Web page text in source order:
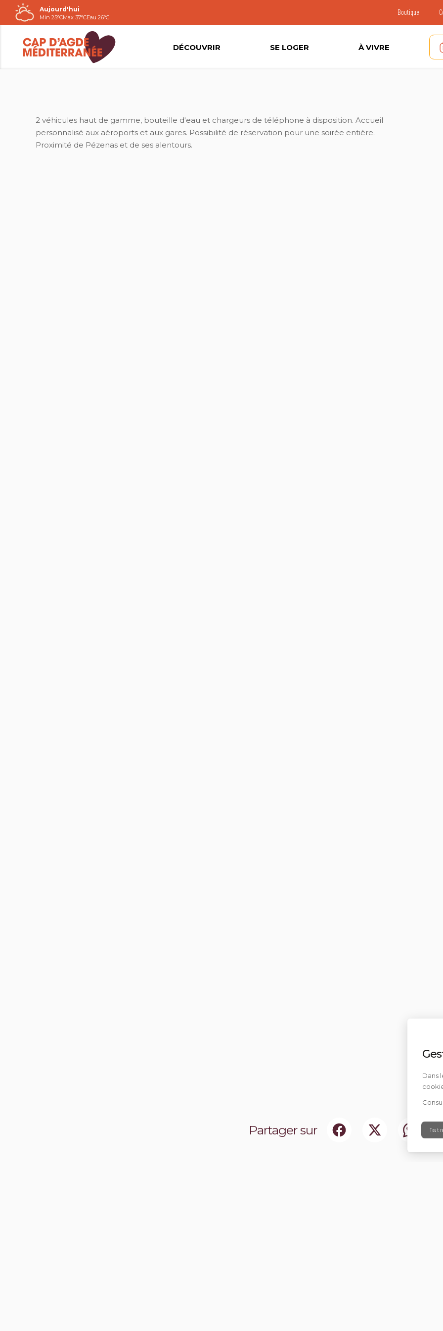
Passer
au
contenu
Aujourd'hui
Min 25°CMax 37°CEau 26°C
Boutique
DÉCOUVRIR SE LOGER À VIVRE
2 véhicules haut de gamme, bouteille d'eau et chargeurs de téléphone à disposition. Accueil
personnalisé aux aéroports et aux gares. Possibilité de réservation pour une soirée entière.
Proximité de Pézenas et de ses alentours.
Partager sur
Dans
Tout